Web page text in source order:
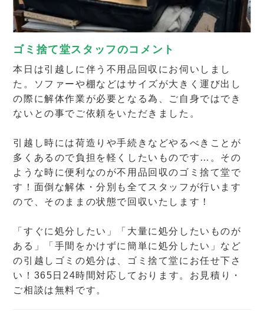
ゴミ捨て堂スタッフのコメント
本日は引越しに伴う不用品回収にお伺いしまし
た。ソファーや棚などはサイズが大きく運び出し
の際に解体作業が必要となる為、ご自身ではでき
ないとの事でご依頼をいただきました。
引越し時には荷造りや手続きなどやるべきことが
多くあるので負担を軽くしたいものです…。その
ような時に便利なのが不用品回収のゴミ捨て堂で
す！面倒な解体・分別も全てスタッフが行います
ので、そのままの状態で回収いたします！
「すぐに処分したい」「大量に処分したいものが
ある」「手間をかけずに簡単に処分したい」など
の引越しゴミの処分は、ゴミ捨て堂にお任せ下さ
い！365日24時間対応しております。お見積り・
ご相談は無料です。